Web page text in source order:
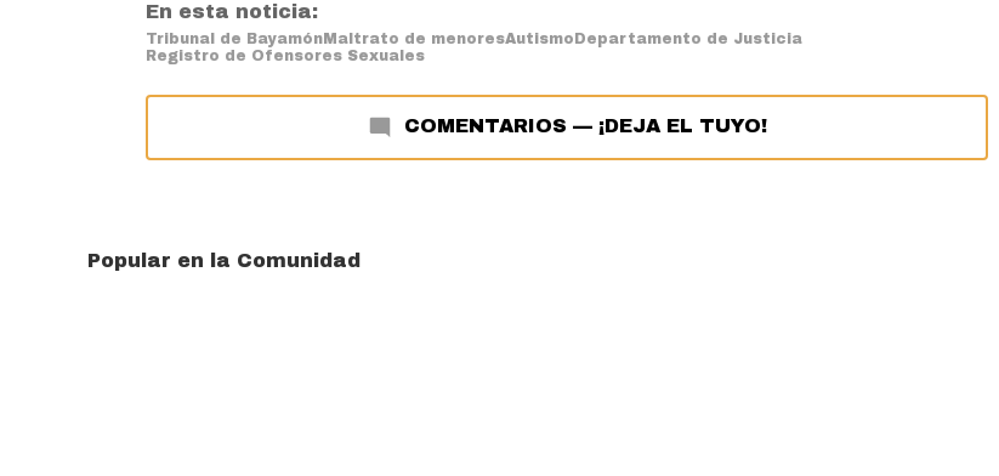
En esta noticia:
Tribunal de Bayamón Maltrato de menoresAutismo Departamento de Justicia
Registro de Ofensores Sexuales
COMENTARIOS — ¡DEJA EL TUYO!
Popular en la Comunidad